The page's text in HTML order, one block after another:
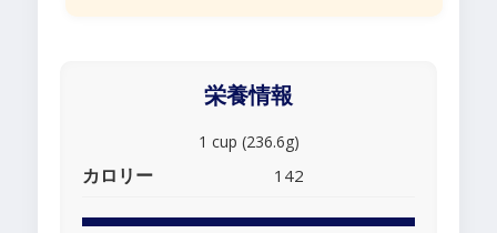
栄養情報
1 cup (236.6g)
カロリー 142